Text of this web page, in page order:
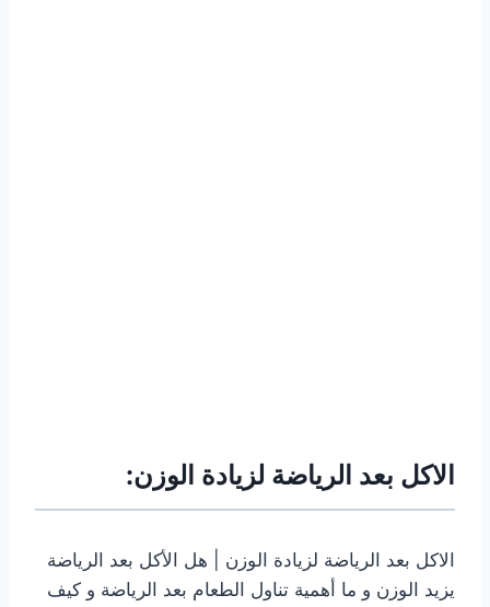
الاكل بعد الرياضة لزيادة الوزن:
الاكل بعد الرياضة لزيادة الوزن | هل الأكل بعد الرياضة
يزيد الوزن و ما أهمية تناول الطعام بعد الرياضة و كيف